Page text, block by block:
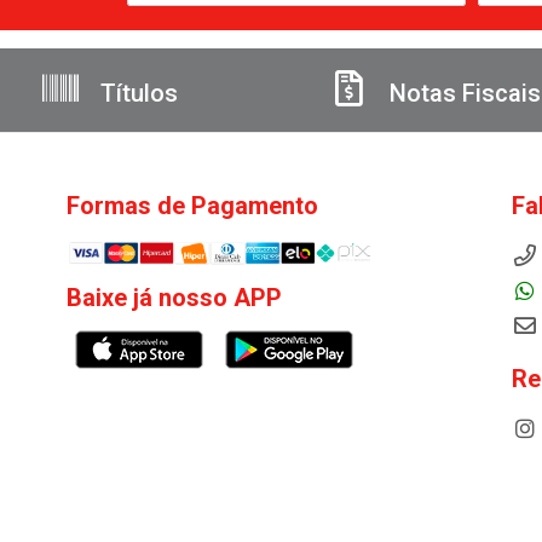
Títulos Notas Fiscais
Formas de Pagamento
Baixe já nosso APP